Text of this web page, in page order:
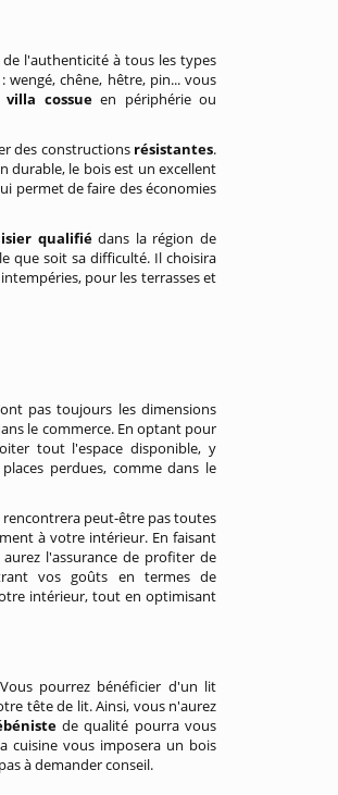
l'authenticité à tous les types
wengé, chêne, hêtre, pin... vous
villa cossueen périphérie ou
des constructions résistantes.
durable, le bois est un excellent
permet de faire des économies
qualifiédans la région de
que soit sa difficulté. Il choisira
pour les terrasses et
pas toujours les dimensions
le commerce. En optant pour
tout l'espace disponible, y
perdues, comme dans le
rencontrera peut-être pas toutes
à votre intérieur. En faisant
l'assurance de profiter de
vos goûts en termes de
intérieur, tout en optimisant
pourrez bénéficier d'un lit
tête de lit. Ainsi, vous n'aurez
de qualité pourra vous
cuisine vous imposera un bois
à demander conseil.